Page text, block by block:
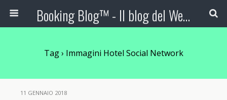
Booking Blog™ - Il blog del Web Marketing Turistico
Tag › Immagini Hotel Social Network
11 GENNAIO 2018